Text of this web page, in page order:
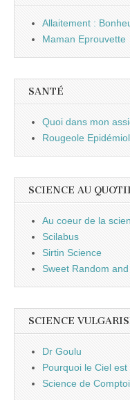
Allaitement :
Maman Eprouvette
SANTÉ
Quoi dans mon
Rougeole
SCIENCE AU
Au coeur de la
Scilabus
Sirtin Science
Sweet Random
SCIENCE
Dr Goulu
Pourquoi le Ciel est
Science de